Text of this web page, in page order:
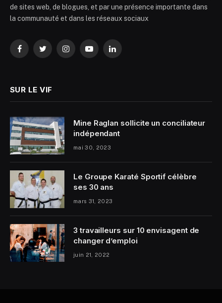
de sites web, de blogues, et par une présence importante dans
la communauté et dans les réseaux sociaux
FacebookTwitterInstagramYouTubeLinkedIn
SUR LE VIF
Mine Raglan sollicite un conciliateur
indépendant
mai 30, 2023
Le Groupe Karaté Sportif célèbre
ses 30 ans
mars 31, 2023
3 travailleurs sur 10 envisagent de
changer d’emploi
juin 21, 2022